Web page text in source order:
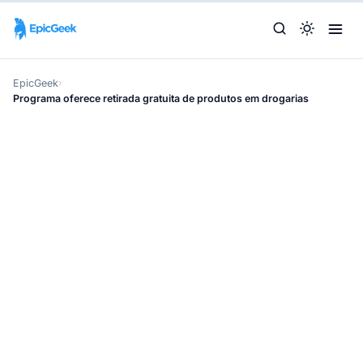
EpicGeek›
Programa oferece retirada gratuita de produtos em drogarias